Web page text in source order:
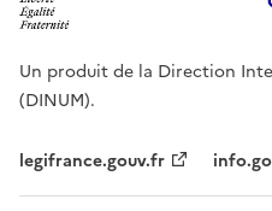
Un produit de la Direction
(DINUM).
legifrance.gouv.fr